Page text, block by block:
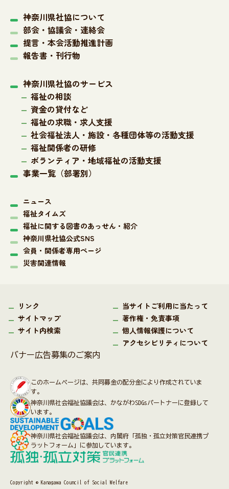
神奈川県社協について
部会・協議会・連絡会
提言・本会活動推進計画
報告書・刊行物
神奈川県社協のサービス
福祉の相談
資金の貸付など
福祉の求職・求人支援
社会福祉法人・施設・各種団体等の活動支援
福祉関係者の研修
ボランティア・地域福祉の活動支援
事業一覧（部署別）
ニュース
福祉タイムズ
福祉に関する図書のあっせん・紹介
神奈川県社協公式SNS
会員・関係者専用ページ
災害関連情報
リンク
サイトマップ
サイト内検索
当サイトご利用に当たって
著作権・免責事項
個人情報保護について
アクセシビリティについて
バナー広告募集のご案内
このホームページは、共同募金の配分金により作成されていま
す。
神奈川県社会福祉協議会は、かながわSDGsパートナーに登録して
います。
神奈川県社会福祉協議会は、内閣府「孤独・孤立対策官民連携プ
ラットフォーム」に参加しています。
Copyright © Kanagawa Council of Social Welfare